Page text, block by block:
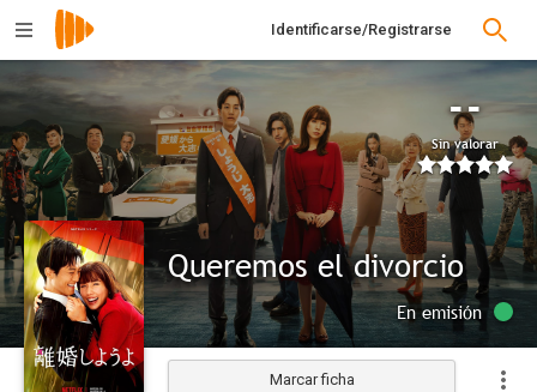
Identificarse/Registrarse
--
Sin valorar
Queremos el divorcio
En emisión
Marcar ficha